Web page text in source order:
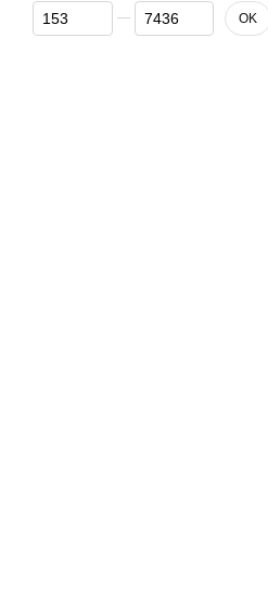
De la Preț, Lei
Până la Preț, Lei OK